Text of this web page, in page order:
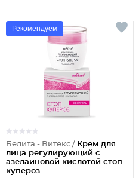
Рекомендуем
Белита - Витекс / Крем для
лица регулирующий с
азелаиновой кислотой стоп
купероз